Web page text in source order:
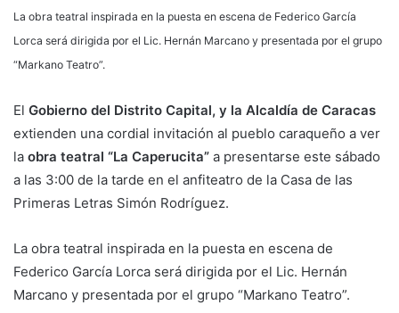
La obra teatral inspirada en la puesta en escena de Federico García
Lorca será dirigida por el Lic. Hernán Marcano y presentada por el grupo
“Markano Teatro”.
El Gobierno del Distrito Capital, y la Alcaldía de Caracas
extienden una cordial invitación al pueblo caraqueño a ver
la obra teatral “La Caperucita” a presentarse este sábado
a las 3:00 de la tarde en el anfiteatro de la Casa de las
Primeras Letras Simón Rodríguez.
La obra teatral inspirada en la puesta en escena de
Federico García Lorca será dirigida por el Lic. Hernán
Marcano y presentada por el grupo “Markano Teatro”.